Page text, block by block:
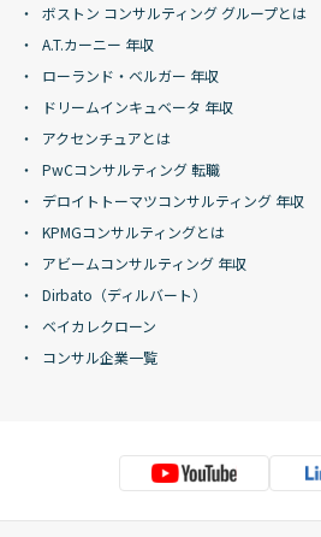
ボストン コンサルティング グループとは
A.T.カーニー 年収
ローランド・ベルガー 年収
ドリームインキュベータ 年収
アクセンチュアとは
PwCコンサルティング 転職
デロイトトーマツコンサルティング 年収
KPMGコンサルティングとは
アビームコンサルティング 年収
Dirbato（ディルバート）
ベイカレクローン
コンサル企業一覧